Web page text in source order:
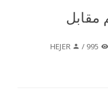
مقابل
HEJER